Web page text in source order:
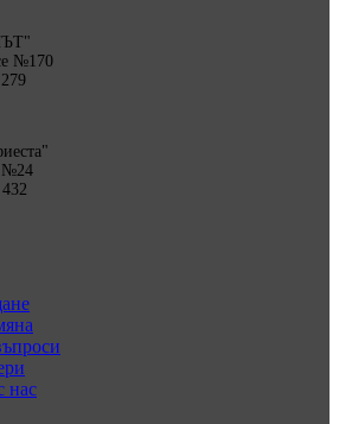
№170
№24
нас